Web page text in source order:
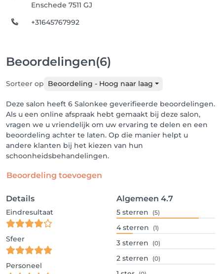
Enschede 7511 GJ
+31645767992
Beoordelingen(6)
Sorteer op Beoordeling - Hoog naar laag
Deze salon heeft 6 Salonkee geverifieerde beoordelingen.
Als u een online afspraak hebt gemaakt bij deze salon,
vragen we u vriendelijk om uw ervaring te delen en een
beoordeling achter te laten. Op die manier helpt u
andere klanten bij het kiezen van hun
schoonheidsbehandelingen.
Beoordeling toevoegen
Details
Eindresultaat
Sfeer
Personeel
Algemeen 4.7
5 sterren (5)
4 sterren (1)
3 sterren (0)
2 sterren (0)